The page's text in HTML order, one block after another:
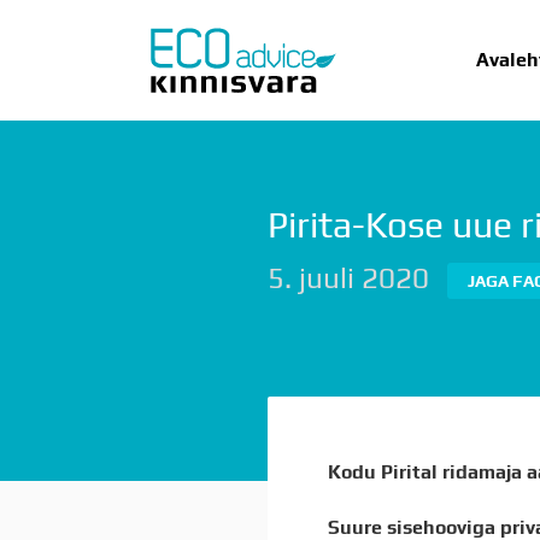
AVALEHT
Pirita-Kose uue
5. juuli 2020 JAGA
Kodu Pirital ridamaja
Suure sisehooviga